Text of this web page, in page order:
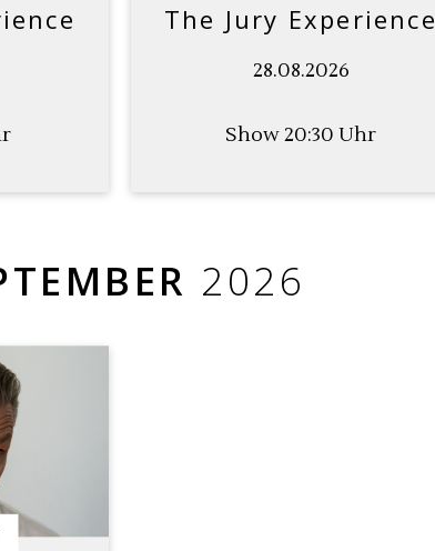
The Jury Experience
28.08.2026
Show 20:30 Uhr
2026